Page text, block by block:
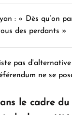
: « Dès qu’on
des perdants »
pas
ne se
de
le cadre